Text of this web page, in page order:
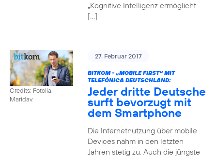
„Kognitive Intelligenz ermöglicht
[…]
Credits: Fotolia,
Maridav
27. Februar 2017
BITKOM - „MOBILE FIRST“ MIT
TELEFÓNICA DEUTSCHLAND:
Jeder dritte Deutsche
surft bevorzugt mit
dem Smartphone
Die Internetnutzung über mobile
Devices nahm in den letzten
Jahren stetig zu. Auch die jüngste